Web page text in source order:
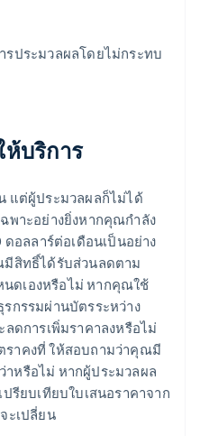
ประมวลผลโดยไม่กระทบ
ห้บริการ
แต่ผู้ประมวลผลก็ไม่ได้
พาะอย่างยิ่งหากคุณกำลัง
อลลาร์ต่อเดือนเป็นอย่าง
สิทธิ์ได้รับส่วนลดตาม
ดเองหรือไม่ หากคุณใช้
กรรมผ่านบัตรระหว่าง
ดการเพิ่มราคาลงหรือไม่
าคงที่ ให้สอบถามว่าคุณมี
หรือไม่ หากผู้ประมวลผล
รียบเทียบใบเสนอราคาจาก
ะเปลี่ยน